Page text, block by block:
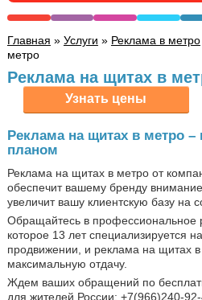
Главная » Услуги » Реклама в метро
метро
Реклама на щитах в
Реклама на щитах в метро
планом
Реклама на щитах в метро от
обеспечит вашему бренду
увеличит вашу клиентскую базу на
Обращайтесь в профессиональное
которое 13 лет специализируется
продвижении, и реклама на щитах
максимальную отдачу.
Ждем ваших обращений по
для жителей России: +7(966)240-92-